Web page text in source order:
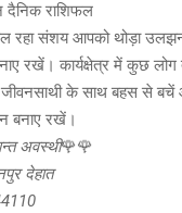
दैनिक राशिफल
संशय आपको थोड़ा
रखें। कार्यक्षेत्र में कुछ
के साथ बहस से बचें
बनाए रखें।
अवस्थी🌹🌹
देहात